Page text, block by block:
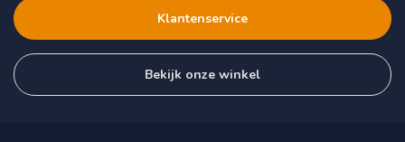
Klantenservice
Bekijk onze winkel